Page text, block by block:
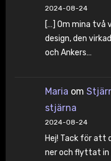
2024-08-24
[…] Om mina två
design, den
och Ankers…
Maria om
stjärna
2024-08-24
Hej! Tack för att
ner och flyttat in